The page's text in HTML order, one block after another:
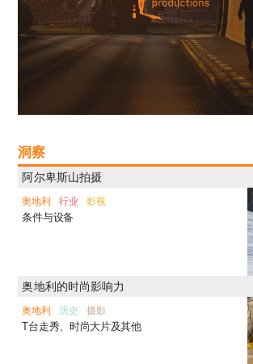
洞察
阿尔卑斯山拍摄
奥地利 行业 影视
条件与设备
奥地利的时尚影响力
奥地利 历史 摄影
T台走秀、时尚大片及其他